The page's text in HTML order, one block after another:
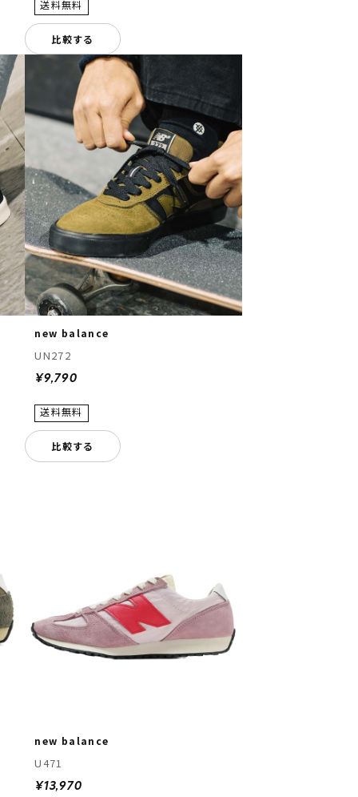
比較する
new balance
UN272
¥9,790
比較する
new balance
U471
¥13,970